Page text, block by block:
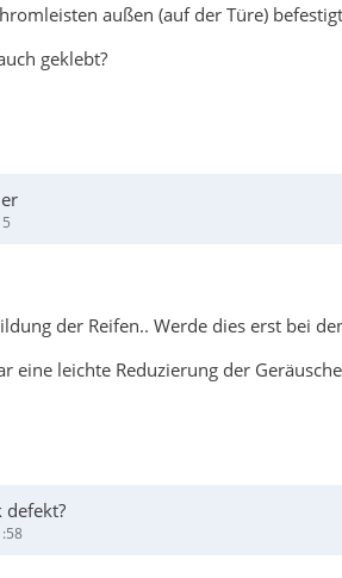
außen (auf der Türe)
geklebt?
der Reifen.. Werde dies erst bei
eine leichte Reduzierung der